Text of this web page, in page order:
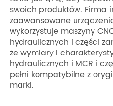
swoich produktów. Firma
zaawansowane
wykorzystuje maszyny
hydraulicznych i części
że wymiary i
hydraulicznych i MCR i
pełni kompatybilne z
marki.